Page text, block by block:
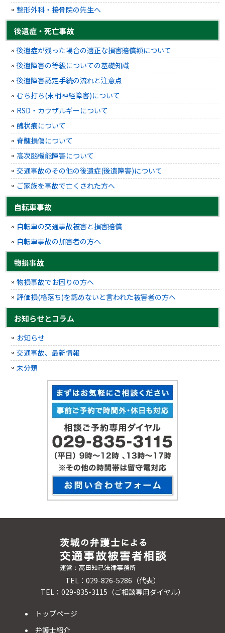
整形外科・接骨院の先生へ
後遺症・死亡事故
後遺症が残った場合の適正な損害賠償額について
後遺障害の等級についての基礎知識
後遺障害認定手続の流れと注意点
むち打ち(末梢神経障害)について
RSD・カウザルギーについて
醜状痕について
脊髄損傷について
高次脳機能障害について
交通事故のその他の後遺症(後遺障害)について
ご家族を事故で亡くされた方へ
自転車事故
自転車の交通事故被害と損害賠償
自転車事故の加害者の方へ
物損事故
物損事故でお困りの方へ
評価損(格落ち)を認めないと言われた被害者の方へ
お知らせとコラム
お知らせ
交通事故、最新情報
未分類
TEL：029-826-5286（代表）
TEL：029-835-3115（ご相談専用ダイヤル）
トップページ
弁護士紹介